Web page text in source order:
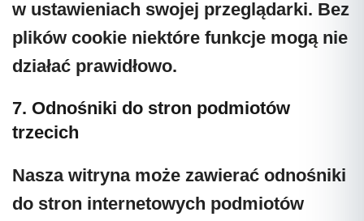
w ustawieniach swojej przeglądarki. Bez
plików cookie niektóre funkcje mogą nie
działać prawidłowo.
7. Odnośniki do stron podmiotów
trzecich
Nasza witryna może zawierać odnośniki
do stron internetowych podmiotów